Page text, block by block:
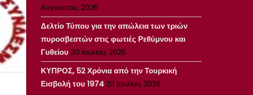
Αυγούστου, 2026
Δελτίο Τύπου για την απώλεια των τριών
πυροσβεστών στις φωτιές Ρεθύμνου και
Γυθείου 30 Ιουλίου, 2026
ΚΥΠΡΟΣ, 52 Χρόνια από την Τουρκική
Εισβολή του 197420 Ιουλίου, 2026